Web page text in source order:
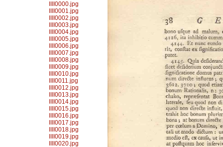
IIII0000.jpg
IIII0001.jpg
IIII0002.jpg
IIII0003.jpg
IIII0004.jpg
IIII0005.jpg
IIII0006.jpg
IIII0007.jpg
IIII0008.jpg
IIII0009.jpg
IIII0010.jpg
IIII0011.jpg
IIII0012.jpg
IIII0013.jpg
IIII0014.jpg
IIII0015.jpg
IIII0016.jpg
IIII0017.jpg
IIII0018.jpg
IIII0019.jpg
IIII0020.jpg